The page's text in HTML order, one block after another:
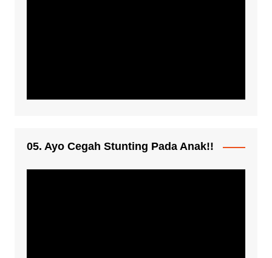
05. Ayo Cegah Stunting Pada Anak!!